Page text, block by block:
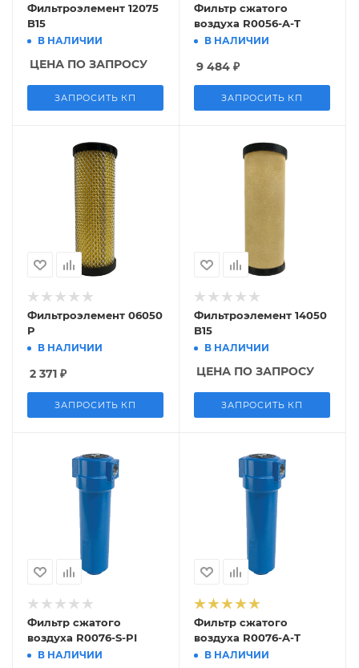
Фильтроэлемент 12075
B15
В НАЛИЧИИ
ЦЕНА ПО ЗАПРОСУ
ЗАПРОСИТЬ КП
Фильтр сжатого
воздуха R0056-A-T
В НАЛИЧИИ
9 484 ₽
ЗАПРОСИТЬ КП
Фильтроэлемент 06050
P
В НАЛИЧИИ
2 371 ₽
ЗАПРОСИТЬ КП
Фильтроэлемент 14050
B15
В НАЛИЧИИ
ЦЕНА ПО ЗАПРОСУ
ЗАПРОСИТЬ КП
Фильтр сжатого
воздуха R0076-S-PI
В НАЛИЧИИ
Фильтр сжатого
воздуха R0076-A-T
В НАЛИЧИИ